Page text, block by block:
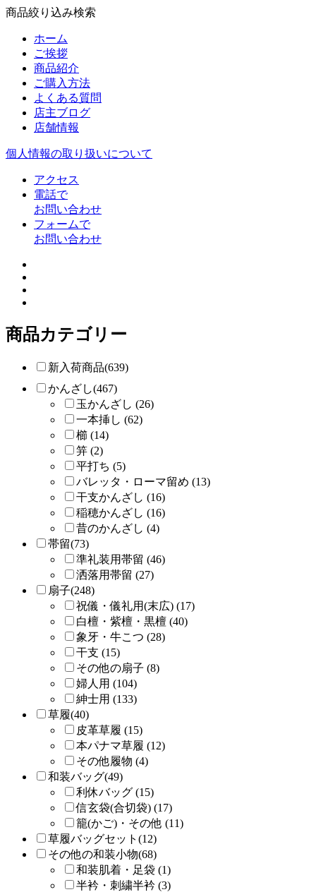
商品絞り込み検索
ホーム
ご挨拶
商品紹介
ご購入方法
よくある質問
店主ブログ
店舗情報
個人情報の取り扱いについて
アクセス
電話で
お問い合わせ
フォームで
お問い合わせ
商品カテゴリー
新入荷商品(639)
かんざし(467)
玉かんざし (26)
一本挿し (62)
櫛 (14)
笄 (2)
平打ち (5)
バレッタ・ローマ留め (13)
干支かんざし (16)
稲穂かんざし (16)
昔のかんざし (4)
帯留(73)
準礼装用帯留 (46)
洒落用帯留 (27)
扇子(248)
祝儀・儀礼用(末広) (17)
白檀・紫檀・黒檀 (40)
象牙・牛こつ (28)
干支 (15)
その他の扇子 (8)
婦人用 (104)
紳士用 (133)
草履(40)
皮革草履 (15)
本パナマ草履 (12)
その他履物 (4)
和装バッグ(49)
利休バッグ (15)
信玄袋(合切袋) (17)
籠(かご)・その他 (11)
草履バッグセット(12)
その他の和装小物(68)
和装肌着・足袋 (1)
半衿・刺繍半衿 (3)